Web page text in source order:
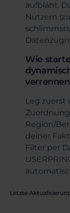
aufbläht.
Nutzern
Wie
Leg zuerst
Region/
deiner
Filter per
Letzte